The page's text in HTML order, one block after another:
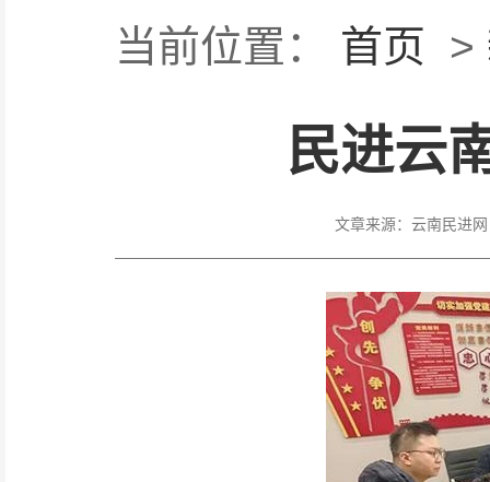
当前位置： 首页 >
民进云
文章来源： 云南民进网